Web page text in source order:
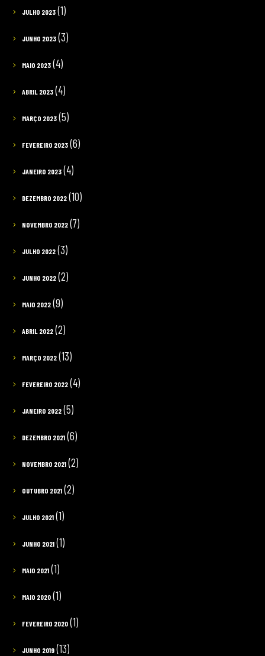
JULHO 2023(1)
JUNHO 2023(3)
MAIO 2023(4)
ABRIL 2023(4)
MARÇO 2023(5)
FEVEREIRO 2023(6)
JANEIRO 2023(4)
DEZEMBRO 2022(10)
NOVEMBRO 2022(7)
JULHO 2022(3)
JUNHO 2022(2)
MAIO 2022(9)
ABRIL 2022(2)
MARÇO 2022(13)
FEVEREIRO 2022(4)
JANEIRO 2022(5)
DEZEMBRO 2021(6)
NOVEMBRO 2021(2)
OUTUBRO 2021(2)
JULHO 2021(1)
JUNHO 2021(1)
MAIO 2021(1)
MAIO 2020(1)
FEVEREIRO 2020(1)
JUNHO 2019(13)